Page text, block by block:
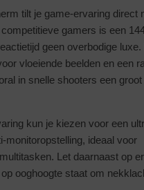
tilt je game-ervaring direct
gamers is een
geen overbodige
vloeiende beelden en een
in snelle shooters een
kun je kiezen voor een
monitoropstelling, ideaal voor
Let daarnaast op
ooghoogte staat om